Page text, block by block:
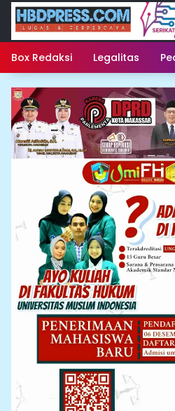
Langsung
konten
Box Redaksi Legalitas